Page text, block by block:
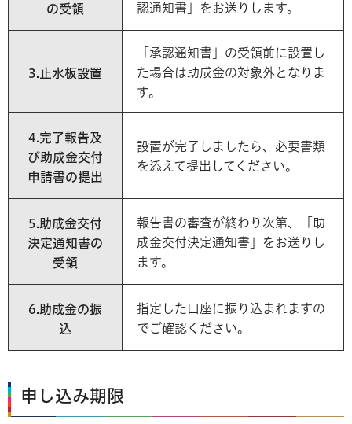
の受領
認通知書」をお送りします。
3.止水板設置
「承認通知書」の受領前に設置し
た場合は助成金の対象外となりま
す。
4.完了報告及
び助成金交付
申請書の提出
設置が完了しましたら、必要書類
を添えて提出してください。
5.助成金交付
決定通知書の
受領
報告書の審査が終わり次第、「助
成金交付決定通知書」をお送りし
ます。
6.助成金の振
込
指定した口座に振り込まれますの
でご確認ください。
申し込み期限